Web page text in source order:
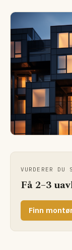
VURDERER DU
Få 2–3
Finn